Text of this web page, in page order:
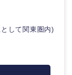
して関東圏内)